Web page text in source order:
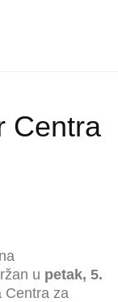
Centra
u petak, 5.
Centra za